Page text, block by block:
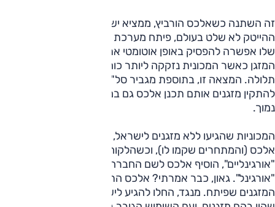
זה השתנה כשאלכס הורביץ, ממציא ישראלי גאוני בתקופה בה
ההייטק לא שלט בעולם, פיתח מערכת מקורית משלו. ההמצאה
שלו אפשרה להפסיק באופן אוטומטי את הפעילות של מדחס
המזגן כאשר המכונית נזקקה ליותר כוח, כמו בעקיפה או בעלייה
תלולה. המצאה זו, בתוספת מגביר סל"ד כשהמזגן פעל, אפשרו
להתקין מזגנים אותם תכנן אלכס גם במכוניות קטנות עם הספק
נמוך.
המכוניות שהגיעו ללא מזגנים לישראל, זכו למזגנים מתוצרת
אלכס (והמתחרים שקמו לו), וכשהלקוחות ביקשו מזגנים
"אורגינליים", הוסיף אלכס לשם החברה שלו את המילה
"אורגינל". גאון, כבר אמרתי? אלכס התחיל גם לייצא את
המזגנים שפיתח. מנגד, החלו להגיע לישראל מכוניות עממיות